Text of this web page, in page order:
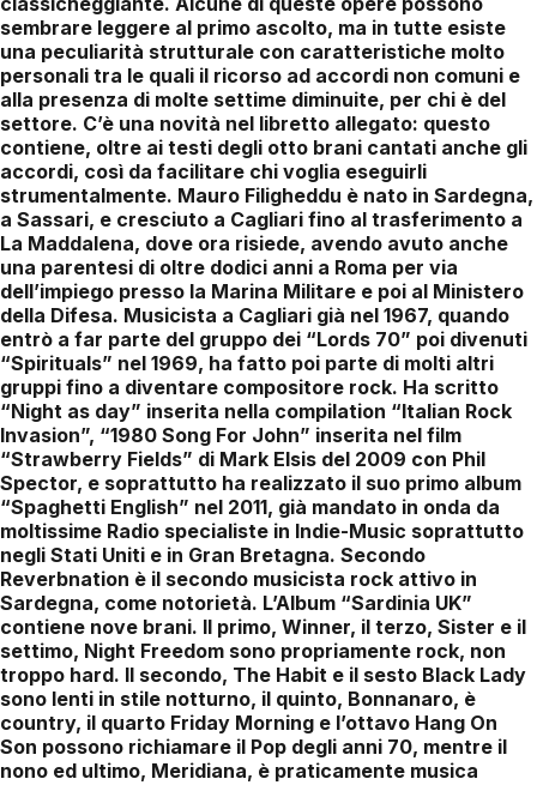
sembrare leggere al primo ascolto, ma in tutte esiste
una peculiarità strutturale con caratteristiche molto
personali tra le quali il ricorso ad accordi non comuni e
alla presenza di molte settime diminuite, per chi è del
settore. C’è una novità nel libretto allegato: questo
contiene, oltre ai testi degli otto brani cantati anche gli
accordi, così da facilitare chi voglia eseguirli
strumentalmente. Mauro Filigheddu è nato in Sardegna,
a Sassari, e cresciuto a Cagliari fino al trasferimento a
La Maddalena, dove ora risiede, avendo avuto anche
una parentesi di oltre dodici anni a Roma per via
dell’impiego presso la Marina Militare e poi al Ministero
della Difesa. Musicista a Cagliari già nel 1967, quando
entrò a far parte del gruppo dei “Lords 70” poi divenuti
“Spirituals” nel 1969, ha fatto poi parte di molti altri
gruppi fino a diventare compositore rock. Ha scritto
“Night as day” inserita nella compilation “Italian Rock
Invasion”, “1980 Song For John” inserita nel film
“Strawberry Fields” di Mark Elsis del 2009 con Phil
Spector, e soprattutto ha realizzato il suo primo album
“Spaghetti English” nel 2011, già mandato in onda da
moltissime Radio specialiste in Indie-Music soprattutto
negli Stati Uniti e in Gran Bretagna. Secondo
Reverbnation è il secondo musicista rock attivo in
Sardegna, come notorietà. L’Album “Sardinia UK”
contiene nove brani. Il primo, Winner, il terzo, Sister e il
settimo, Night Freedom sono propriamente rock, non
troppo hard. Il secondo, The Habit e il sesto Black Lady
sono lenti in stile notturno, il quinto, Bonnanaro, è
country, il quarto Friday Morning e l’ottavo Hang On
Son possono richiamare il Pop degli anni 70, mentre il
nono ed ultimo, Meridiana, è praticamente musica